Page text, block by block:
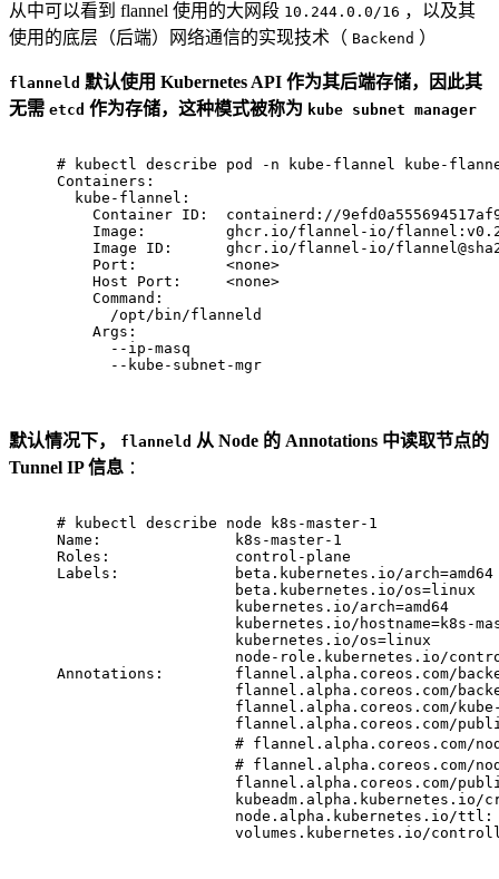
从中可以看到 flannel 使用的大网段 10.244.0.0/16 ，以及其
使用的底层（后端）网络通信的实现技术（ Backend ）
flanneld 默认使用 Kubernetes API 作为其后端存储，因此其
无需 etcd 作为存储，这种模式被称为 kube subnet manager
#
kubectl describe pod -n kube-flannel kube-
Containers:
  kube-flannel:
Container ID:  containerd://
Image:         ghcr.io/flannel-io/
Image ID:      ghcr.io/flannel-io/
    Port:          <none>
    Host Port:     <none>
    Command:
      /opt/bin/flanneld
    Args:
      --ip-masq
      --kube-subnet-mgr
默认情况下， flanneld 从 Node 的 Annotations 中读取节点的
Tunnel IP 信息 ：
#
kubectl describe node k8s-master-1
Name:               k8s-master-1
Roles:              control-plane
Labels:             beta.kubernetes.io/arch=amd64
                    beta.kubernetes.io/os=linux
                    kubernetes.io/arch=amd64
kubernetes.io/hostname=k8s-
                    kubernetes.io/os=linux
node-role.kubernetes.io/
Annotations:        flannel.alpha.coreos.com/
flannel.alpha.coreos.com/
flannel.alpha.coreos.com/
flannel.alpha.coreos.com/
# flannel.alpha.coreos.com/
# flannel.alpha.coreos.com/
flannel.alpha.coreos.com/
kubeadm.alpha.kubernetes.io/
node.alpha.kubernetes.io/ttl:
volumes.kubernetes.io/